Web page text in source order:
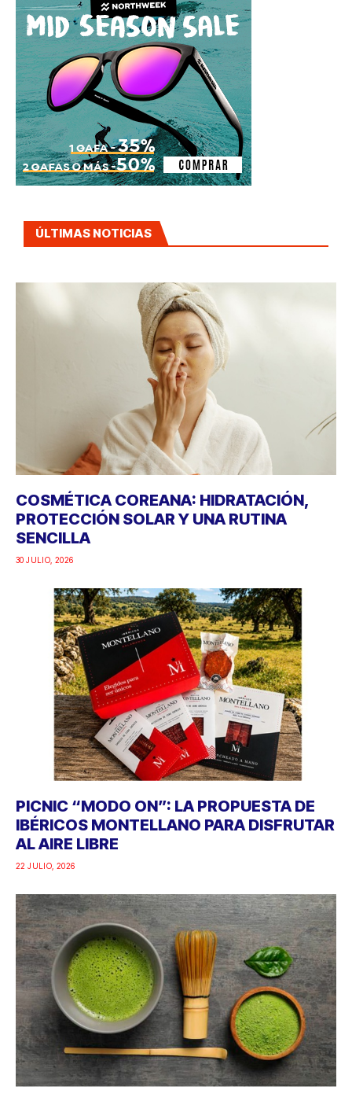
ÚLTIMAS NOTICIAS
COSMÉTICA COREANA: HIDRATACIÓN,
PROTECCIÓN SOLAR Y UNA RUTINA
SENCILLA
30 JULIO, 2026
PICNIC “MODO ON”: LA PROPUESTA DE
IBÉRICOS MONTELLANO PARA DISFRUTAR
AL AIRE LIBRE
22 JULIO, 2026